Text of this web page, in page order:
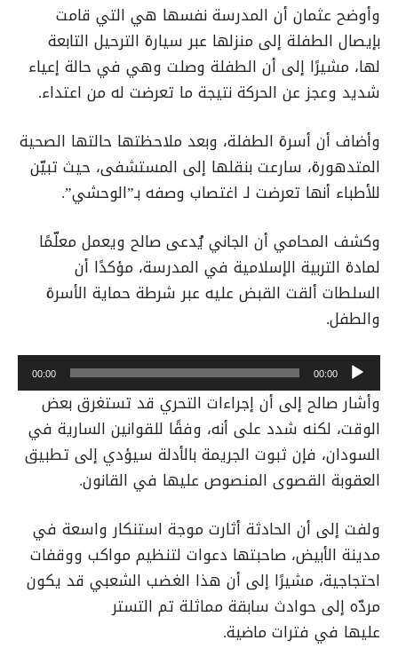
وأوضح عثمان أن المدرسة نفسها هي التي قامت
بإيصال الطفلة إلى منزلها عبر سيارة الترحيل التابعة
لها، مشيرًا إلى أن الطفلة وصلت وهي في حالة إعياء
شديد وعجز عن الحركة نتيجة ما تعرضت له من اعتداء.
وأضاف أن أسرة الطفلة، وبعد ملاحظتها حالتها الصحية
المتدهورة، سارعت بنقلها إلى المستشفى، حيث تبيّن
للأطباء أنها تعرضت لـ اغتصاب وصفه بـ”الوحشي”.
وكشف المحامي أن الجاني يُدعى صالح ويعمل معلّمًا
لمادة التربية الإسلامية في المدرسة، مؤكدًا أن
السلطات ألقت القبض عليه عبر شرطة حماية الأسرة
والطفل.
ش
غ
ل
ا
ل
و
ت
00:00
00:00
وأشار صالح إلى أن إجراءات التحري قد تستغرق بعض
الوقت، لكنه شدد على أنه، وفقًا للقوانين السارية في
السودان، فإن ثبوت الجريمة بالأدلة سيؤدي إلى تطبيق
العقوبة القصوى المنصوص عليها في القانون.
ولفت إلى أن الحادثة أثارت موجة استنكار واسعة في
مدينة الأبيض، صاحبتها دعوات لتنظيم مواكب ووقفات
احتجاجية، مشيرًا إلى أن هذا الغضب الشعبي قد يكون
مردّه إلى حوادث سابقة مماثلة تم التستر
عليها في فترات ماضية.